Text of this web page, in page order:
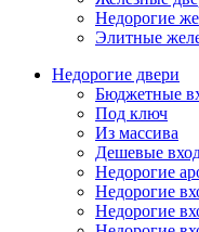
Недорогие
Элитные
Недорогие двери
Бюджетные
Под ключ
Из массива
Дешевые
Недорогие
Недорогие
Недорогие